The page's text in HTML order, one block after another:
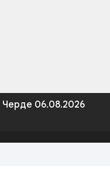
06.08.2026